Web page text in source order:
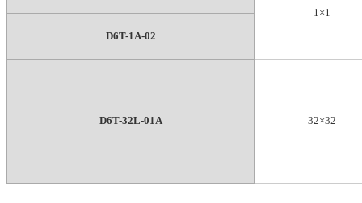
1×1
D6T-1A-02
D6T-32L-01A 32×32